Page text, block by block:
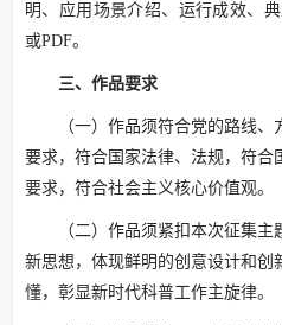
明、应用场景介绍、运行成效、
或PDF。
三、作品要求
（一）作品须符合党的路线
要求，符合国家法律、法规，符合
要求，符合社会主义核心价值观。
（二）作品须紧扣本次征集
新思想，体现鲜明的创意设计和创
懂，彰显新时代科普工作主旋律。